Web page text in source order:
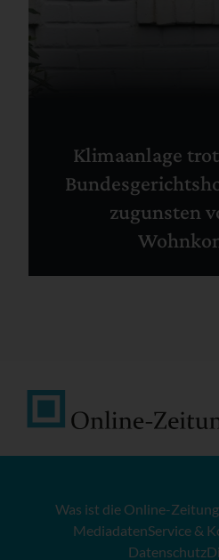
Klimaanlage
zugunsten
Was ist die Online-
MediadatenService &
Datenschutz